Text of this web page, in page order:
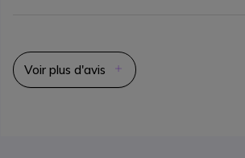
Voir plus d'avis